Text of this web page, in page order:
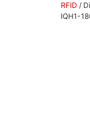
RFID /
IQH1-